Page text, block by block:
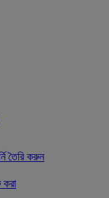
তৈরি করুন
করা